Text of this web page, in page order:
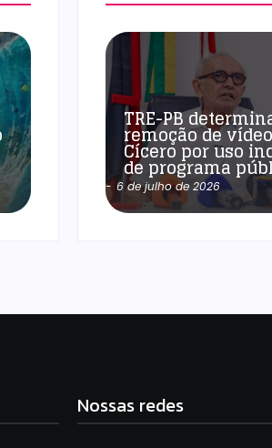
TRE-PB
remoção de
Cícero por uso
de programa
- 6 de julho de 2026
Nossas redes